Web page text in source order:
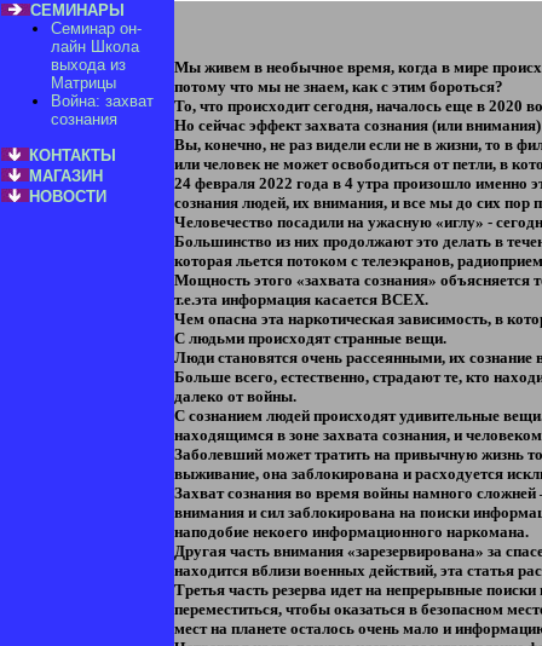
СЕМИНАРЫ
Семинар он-
лайн Школа
выхода из
Матрицы
Война: захват
сознания
КОНТАКТЫ
МАГАЗИН
НОВОСТИ
Мы живем в необычное время, когда в мире
потому что мы не знаем, как с этим бороться?
То, что происходит сегодня, началось еще в 2020
Но сейчас эффект захвата сознания (или
Вы, конечно, не раз видели если не в жизни, то в
или человек не может освободиться от петли, в
24 февраля 2022 года в 4 утра произошло именно
сознания людей, их внимания, и все мы до сих пор
Человечество посадили на ужасную «иглу» -
Большинство из них продолжают это делать в
которая льется потоком с телеэкранов,
Мощность этого «захвата сознания» объясняется
т.е.эта информация касается ВСЕХ.
Чем опасна эта наркотическая зависимость, в
С людьми происходят странные вещи.
Люди становятся очень рассеянными, их
Больше всего, естественно, страдают те, кто
далеко от войны.
С сознанием людей происходят удивительные
находящимся в зоне захвата сознания, и
Заболевший может тратить на привычную жизнь
выживание, она заблокирована и расходуется
Захват сознания во время войны намного
внимания и сил заблокирована на поиски
наподобие некоего информационного наркомана.
Другая часть внимания «зарезервирована» за
находится вблизи военных действий, эта статья
Третья часть резерва идет на непрерывные
переместиться, чтобы оказаться в безопасном
мест на планете осталось очень мало и